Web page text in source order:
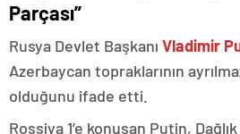
Parçası”
Rusya Devlet Başkanı Vladimir
Azerbaycan topraklarının
olduğunu ifade etti.
Rossiya 1’e konuşan Putin,